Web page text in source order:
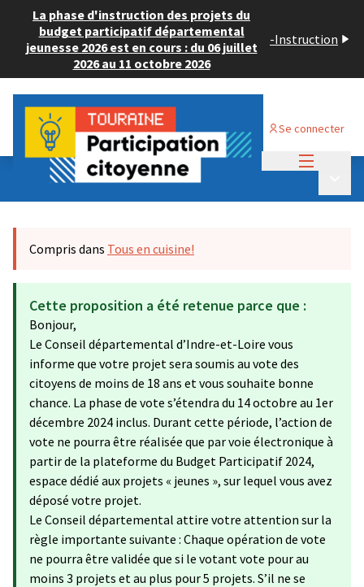
La phase d'instruction des projets du
budget participatif départemental
jeunesse 2026 est en cours : du 06 juillet
2026 au 11 octobre 2026
-Instruction
Se connecter
Budget Participatif JEUNESSE 2024
💡 Consulter les projets déposés
Compris dans Tous en cuisine!
Cette proposition a été retenue parce que :
Bonjour,
Le Conseil départemental d’Indre-et-Loire vous
informe que votre projet sera soumis au vote des
citoyens de moins de 18 ans et vous souhaite bonne
chance. La phase de vote s’étendra du 14 octobre au 1er
décembre 2024 inclus. Durant cette période, l’action de
vote ne pourra être réalisée que par voie électronique à
partir de la plateforme du Budget Participatif 2024,
espace dédié aux projets « jeunes », sur lequel vous avez
déposé votre projet.
Le Conseil départemental attire votre attention sur la
règle importante suivante : Chaque opération de vote
ne pourra être validée que si le votant vote pour au
moins 3 projets et au plus pour 5 projets. S’il ne se